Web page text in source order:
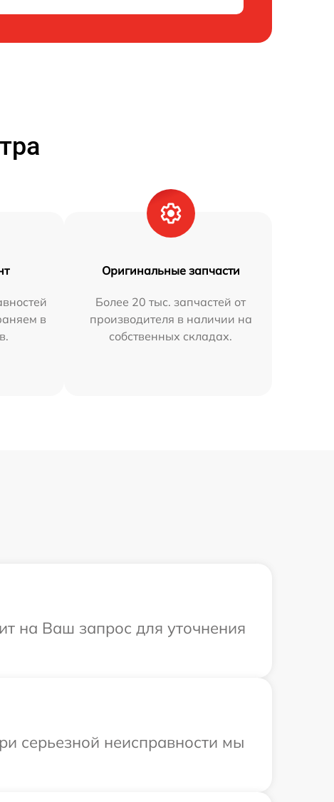
в
Оригинальные запчасти
Более 20 тыс. запчастей от
производителя в наличии на
собственных складах.
на Ваш запрос для уточнения
серьезной неисправности мы